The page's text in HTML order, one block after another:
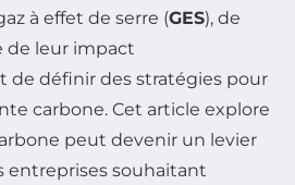
à effet de serre (GES), de
de leur impact
de définir des stratégies pour
carbone. Cet article explore
peut devenir un levier
entreprises souhaitant